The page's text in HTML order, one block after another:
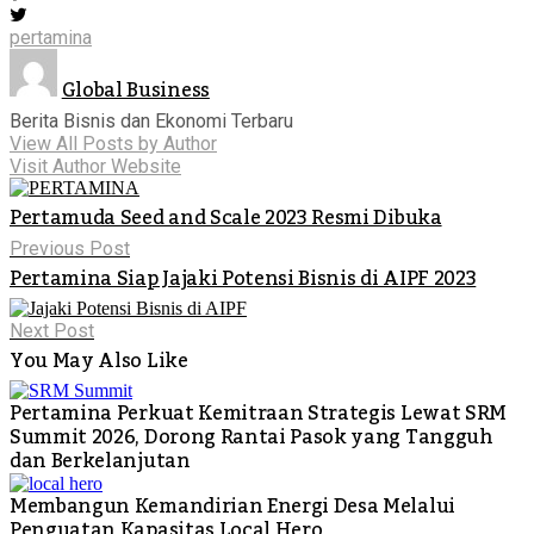
pertamina
Global Business
Berita Bisnis dan Ekonomi Terbaru
View All Posts by Author
Visit Author Website
Pertamuda Seed and Scale 2023 Resmi Dibuka
Previous Post
Pertamina Siap Jajaki Potensi Bisnis di AIPF 2023
Next Post
You May Also Like
Pertamina Perkuat Kemitraan Strategis Lewat SRM
Summit 2026, Dorong Rantai Pasok yang Tangguh
dan Berkelanjutan
Membangun Kemandirian Energi Desa Melalui